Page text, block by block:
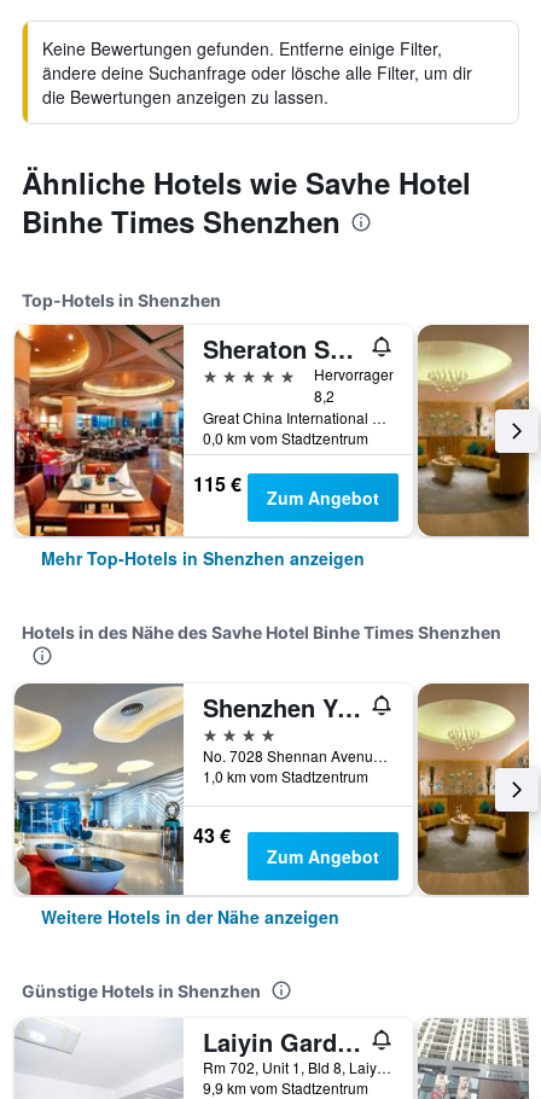
Keine Bewertungen gefunden. Entferne einige Filter,
ändere deine Suchanfrage oder lösche alle Filter, um dir
die Bewertungen anzeigen zu lassen.
Ähnliche Hotels wie Savhe Hotel
Binhe Times Shenzhen
Top-Hotels in Shenzhen
Sheraton Shenzhen Futian Hotel
5 Sterne
Hervorragend
8,2
Great China International Exchange Square, No.1 Fuhua Road, Shenzhen, Shenzhen, China
0,0 km vom Stadtzentrum
115 € Zum Angebot
Mehr Top-Hotels in Shenzhen anzeigen
Hotels in des Nähe des Savhe Hotel Binhe Times Shenzhen
Shenzhen Yueru Hotel
4 Sterne
No. 7028 Shennan Avenue, Shenzhen, China
1,0 km vom Stadtzentrum
43 €
Zum Angebot
Weitere Hotels in der Nähe anzeigen
Günstige Hotels in Shenzhen
Laiyin Garden City Hostel
Rm 702, Unit 1, Bld 8, Laiying Garden, Shenzhen, China
9,9 km vom Stadtzentrum